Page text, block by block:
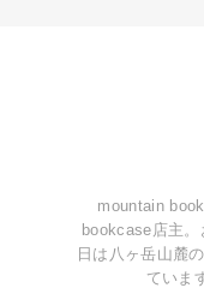
mountain
bookcase店主
日は八ヶ岳山麓
ていま